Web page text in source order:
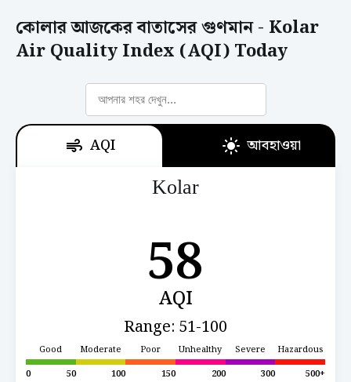
কোলার আজকের বাতাসের গুণমান - Kolar
Air Quality Index (AQI) Today
AQI
আবহাওয়া
Kolar
58
AQI
Range: 51-100
Good
0
50
Moderate
100
Poor
150
Unhealthy
200
Severe
300
Hazardous
500+